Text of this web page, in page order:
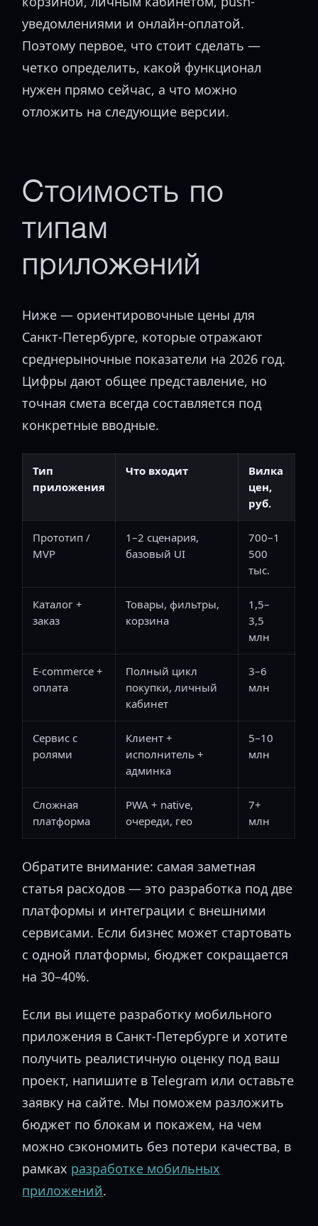
уведомлениями и онлайн-оплатой.
Поэтому первое, что стоит сделать —
четко определить, какой функционал
нужен прямо сейчас, а что можно
отложить на следующие версии.
Стоимость по
типам
приложений
Ниже — ориентировочные цены для
Санкт-Петербурге, которые отражают
среднерыночные показатели на 2026 год.
Цифры дают общее представление, но
точная смета всегда составляется под
конкретные вводные.
Тип
приложения
Что входит
Вилка
цен,
руб.
Прототип /
MVP
1–2 сценария,
базовый UI
700–1
500
тыс.
Каталог +
заказ
Товары, фильтры,
корзина
1,5–
3,5
млн
E-commerce +
оплата
Полный цикл
покупки, личный
кабинет
3–6
млн
Сервис с
ролями
Клиент +
исполнитель +
админка
5–10
млн
Сложная
платформа
PWA + native,
очереди, гео
7+
млн
Обратите внимание: самая заметная
статья расходов — это разработка под две
платформы и интеграции с внешними
сервисами. Если бизнес может стартовать
с одной платформы, бюджет сокращается
на 30–40%.
Если вы ищете разработку мобильного
приложения в Санкт-Петербурге и хотите
получить реалистичную оценку под ваш
проект, напишите в Telegram или оставьте
заявку на сайте. Мы поможем разложить
бюджет по блокам и покажем, на чем
можно сэкономить без потери качества, в
рамках разработке мобильных
приложений.